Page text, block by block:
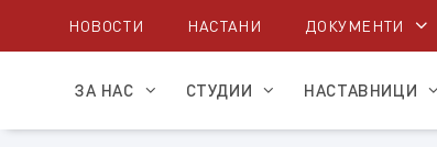
НОВОСТИ НАСТАНИ ДОКУМЕНТИ
ЗА НАС СТУДИИ НАСТАВНИЦИ